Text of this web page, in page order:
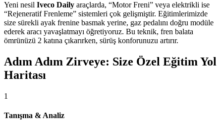
Yeni nesil Iveco Daily araçlarda, “Motor Freni” veya elektrikli ise
“Rejeneratif Frenleme” sistemleri çok gelişmiştir. Eğitimlerimizde
size sürekli ayak frenine basmak yerine, gaz pedalını doğru modüle
ederek aracı yavaşlatmayı öğretiyoruz. Bu teknik, fren balata
ömrünüzü 2 katına çıkarırken, sürüş konforunuzu artırır.
Adım Adım Zirveye: Size Özel Eğitim Yol
Haritası
1
Tanışma & Analiz